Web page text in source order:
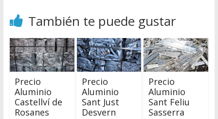
También te puede gustar
Precio
Aluminio
Castellví de
Rosanes
Precio
Aluminio
Sant Just
Desvern
Precio
Aluminio
Sant Feliu
Sasserra